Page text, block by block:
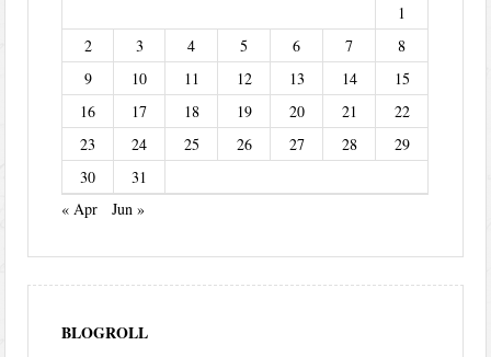
1
2
3 4 5 6 7
8
9
10 11 12 13 14
15
16
17 18 19 20 21
22
23
24 25 26 27 28
29
30
31
« Apr
Jun »
BLOGROLL